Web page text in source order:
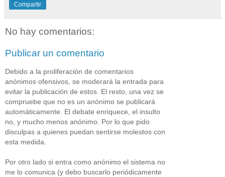
Compartir
No hay comentarios:
Publicar un comentario
Debido a la proliferación de comentarios
anónimos ofensivos, se moderará la entrada para
evitar la publicación de estos. El resto, una vez se
compruebe que no es un anónimo se publicará
automáticamente. El debate enriquece, el insulto
no, y mucho menos anónimo. Por lo que pido
disculpas a quienes puedan sentirse molestos con
esta medida.
Por otro lado si entra como anónimo el sistema no
me lo comunica (y debo buscarlo periódicamente